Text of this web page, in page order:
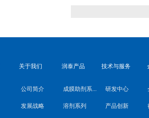
关于我们 润泰产品 技术与服务
公司简介
发展战略
成膜助剂系...
溶剂系列
研发中心
产品创新